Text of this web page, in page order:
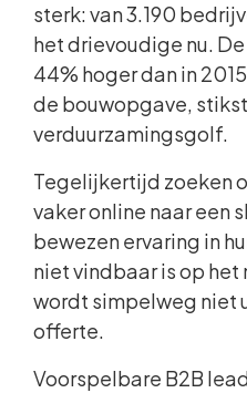
sterk: van 3.190
het drievoudige nu.
44% hoger dan in
de bouwopgave,
verduurzamingsgolf.
Tegelijkertijd zoeken
vaker online naar een
bewezen ervaring in
niet vindbaar is op
wordt simpelweg niet
offerte.
Voorspelbare B2B